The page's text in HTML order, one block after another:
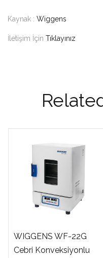
Kaynak : Wiggens
İletişim İçin Tıklayınız
WIGGENS WF-22G
Cebri Konveksiyonlu